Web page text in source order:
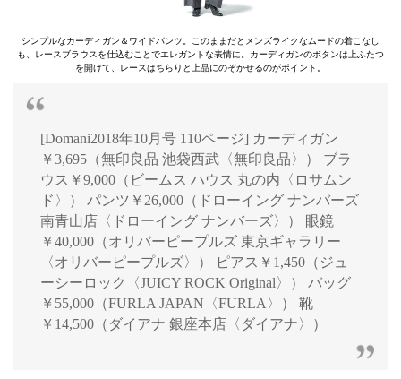
シンプルなカーディガン＆ワイドパンツ。このままだとメンズライクなムードの着こなし
も、レースブラウスを仕込むことでエレガントな表情に。カーディガンのボタンは上ふたつ
を開けて、レースはちらりと上品にのぞかせるのがポイント。
[Domani2018年10月号 110ページ] カーディガン
￥3,695（無印良品 池袋西武〈無印良品〉） ブラ
ウス￥9,000（ビームス ハウス 丸の内〈ロサムン
ド〉） パンツ￥26,000（ドローイング ナンバーズ
南青山店〈ドローイング ナンバーズ〉） 眼鏡
￥40,000（オリバーピープルズ 東京ギャラリー
〈オリバーピープルズ〉） ピアス￥1,450（ジュ
ーシーロック〈JUICY ROCK Original〉） バッグ
￥55,000（FURLA JAPAN〈FURLA〉） 靴
￥14,500（ダイアナ 銀座本店〈ダイアナ〉）